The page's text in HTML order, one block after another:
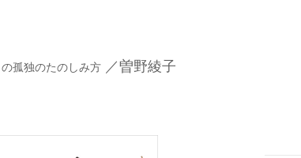
孤独のたのしみ方 ／曽野綾子